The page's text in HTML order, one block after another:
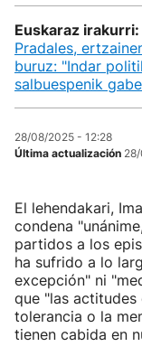
Euskaraz irakurri:
Pradales,
buruz: "Indar
salbuespenik
28/08/2025 - 12:28
Última actualización
El lehendakari,
condena
partidos a los
ha sufrido a lo
excepción" ni
que "las actitudes
tolerancia o la
tienen cabida en